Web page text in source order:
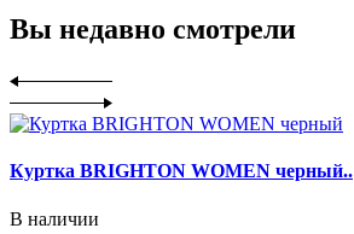
Вы недавно смотрели
Куртка BRIGHTON WOMEN черный..
В наличии